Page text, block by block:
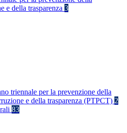
e della trasparenza 3
triennale per la prevenzione della
e della trasparenza (PTPCT) 2
83